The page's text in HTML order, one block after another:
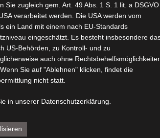
wir am Freitag, 07.02.20 in der Gaststätte
unser 1. Vorsitzender Volker Rothhöft
den Chor in diesem Jahr seit 15 Jahren
mit einem Jahresbericht aus 2019,
des Chorjahres ausmachten. Die
das kürzlich präsentierte
Feedback ab. Aber auch die
wurden nochmal in Erinnerung gerufen.
Sie zugleich gem. Art. 49 Abs. 1 S. 1 lit. a DSGVO
verarbeitet werden. Die USA werden vom
ein Land mit einem nach EU-Standards
eingeschätzt. Es besteht insbesondere
US-Behörden, zu Kontroll- und zu
auch ohne
Sie auf "Ablehnen" klicken, findet die
nicht statt.
in unserer Datenschutzerklärung